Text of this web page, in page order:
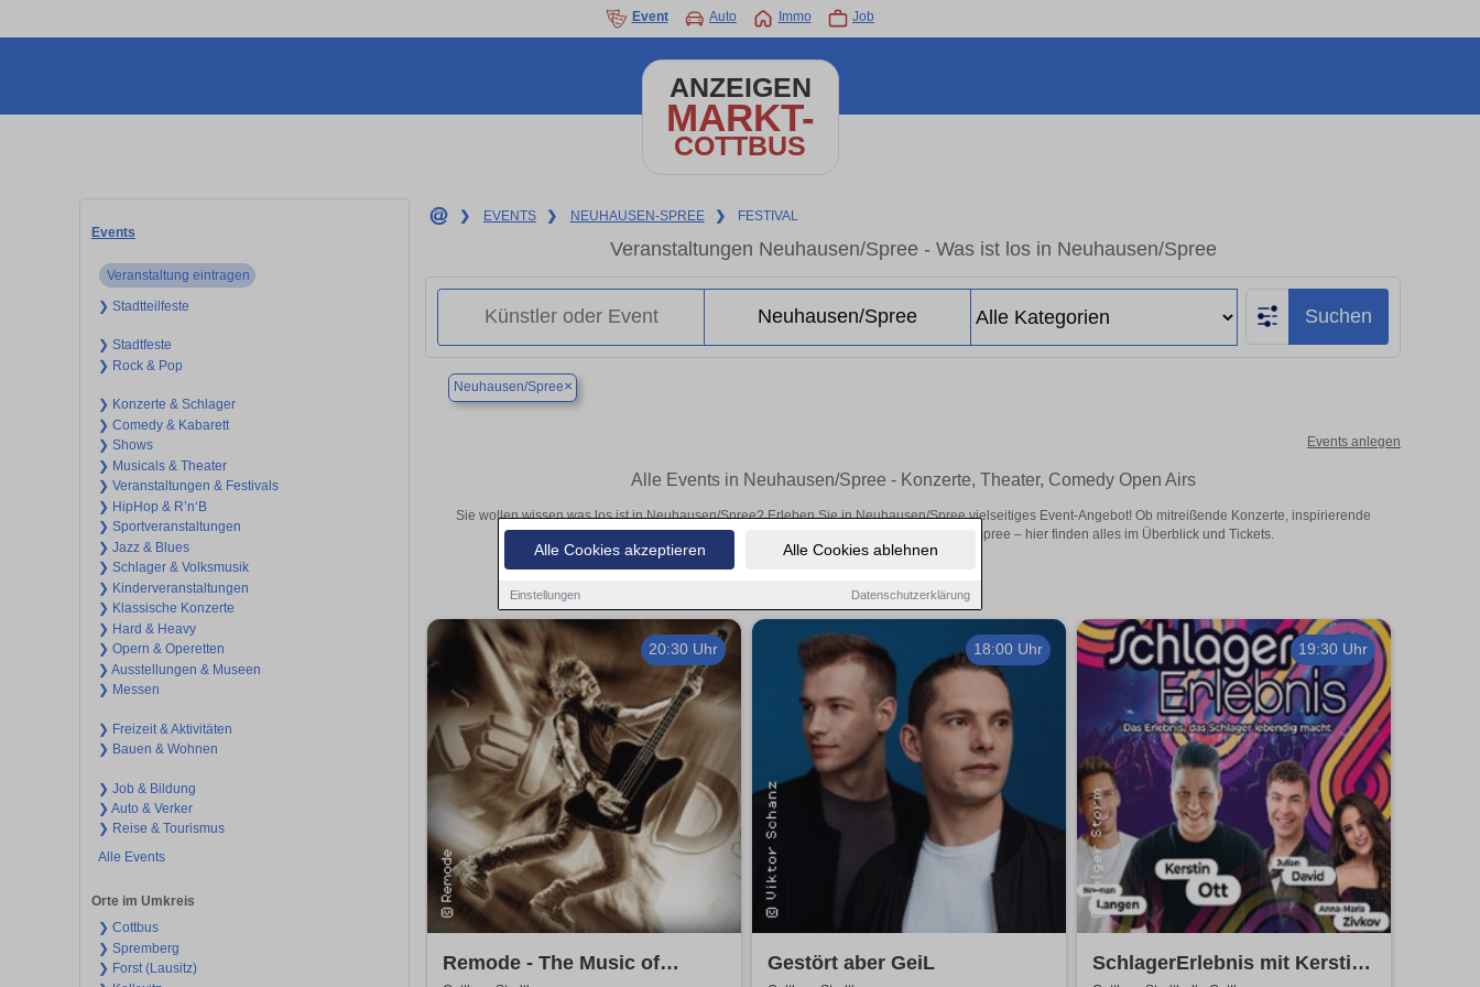
Alle Cookies akzeptieren Alle Cookies ablehnen
Einstellungen Datenschutzerklärung
Event Auto Immo Job
ANZEIGEN
MARKT-
COTTBUS
Events
Veranstaltung eintragen
❯ Stadtteilfeste
❯ Stadtfeste
❯ Rock & Pop
❯ Konzerte & Schlager
❯ Comedy & Kabarett
❯ Shows
❯ Musicals & Theater
❯ Veranstaltungen & Festivals
❯ HipHop & R’n‘B
❯ Sportveranstaltungen
❯ Jazz & Blues
❯ Schlager & Volksmusik
❯ Kinderveranstaltungen
❯ Klassische Konzerte
❯ Hard & Heavy
❯ Opern & Operetten
❯ Ausstellungen & Museen
❯ Messen
❯ Freizeit & Aktivitäten
❯ Bauen & Wohnen
❯ Job & Bildung
❯ Auto & Verker
❯ Reise & Tourismus
Alle Events
Orte im Umkreis
❯ Cottbus
❯ Spremberg
❯ Forst (Lausitz)
❯ EVENTS ❯ NEUHAUSEN-SPREE ❯ FESTIVAL
Veranstaltungen Neuhausen/Spree - Was ist los in Neuhausen/Spree
Suchen
Neuhausen/Spree×
Events anlegen
Alle Events in Neuhausen/Spree - Konzerte, Theater, Comedy Open Airs
Sie wollen wissen was los ist in Neuhausen/Spree? Erleben Sie in Neuhausen/Spree vielseitiges Event-Angebot! Ob mitreißende Konzerte, inspirierende
Theateraufführungen oder aufregende Veranstaltungen in Neuhausen/Spree – hier finden alles im Überblick und Tickets.
20:30 Uhr
Remode - The Music of
18:00 Uhr
Gestört aber GeiL
19:30 Uhr
SchlagerErlebnis mit Kerstin